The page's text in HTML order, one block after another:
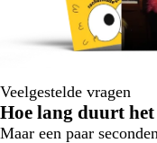
Veelgestelde vragen
Hoe lang duurt het
Maar een paar